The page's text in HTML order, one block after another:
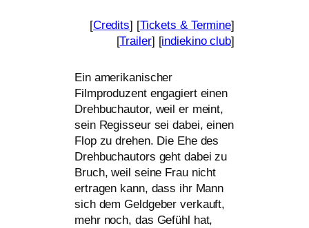
[Credits] [Tickets &Termine]
[Trailer] [indie­ki­no club]
Ein ame­ri­ka­ni­scher
Filmproduzent enga­giert einen
Drehbuchautor, weil er meint,
sein Regisseur sei dabei, einen
Flop zu dre­hen. Die Ehe des
Drehbuchautors geht dabei zu
Bruch, weil sei­ne Frau nicht
ertra­gen kann, dass ihr Mann
sich dem Geldgeber ver­kauft,
mehr noch, das Gefühl hat,